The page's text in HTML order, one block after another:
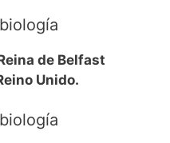
de Belfast
Unido.